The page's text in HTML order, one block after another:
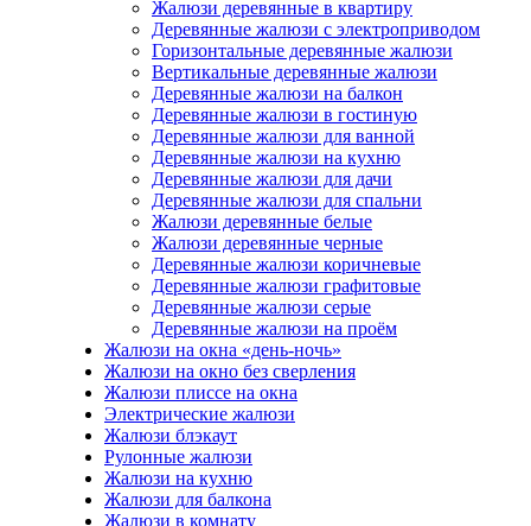
Жалюзи деревянные в квартиру
Деревянные жалюзи с электроприводом
Горизонтальные деревянные жалюзи
Вертикальные деревянные жалюзи
Деревянные жалюзи на балкон
Деревянные жалюзи в гостиную
Деревянные жалюзи для ванной
Деревянные жалюзи на кухню
Деревянные жалюзи для дачи
Деревянные жалюзи для спальни
Жалюзи деревянные белые
Жалюзи деревянные черные
Деревянные жалюзи коричневые
Деревянные жалюзи графитовые
Деревянные жалюзи серые
Деревянные жалюзи на проём
Жалюзи на окна «день-ночь»
Жалюзи на окно без сверления
Жалюзи плиссе на окна
Электрические жалюзи
Жалюзи блэкаут
Рулонные жалюзи
Жалюзи на кухню
Жалюзи для балкона
Жалюзи в комнату